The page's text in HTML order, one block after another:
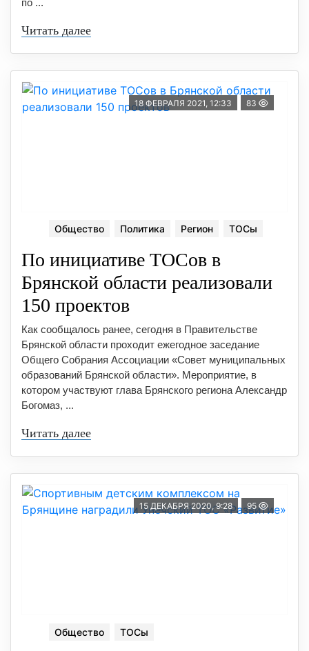
по ...
Читать далее
18 ФЕВРАЛЯ 2021, 12:33 83
Общество Политика Регион ТОСы
По инициативе ТОСов в
Брянской области реализовали
150 проектов
Как сообщалось ранее, сегодня в Правительстве
Брянской области проходит ежегодное заседание
Общего Собрания Ассоциации «Совет муниципальных
образований Брянской области». Мероприятие, в
котором участвуют глава Брянского региона Александр
Богомаз, ...
Читать далее
15 ДЕКАБРЯ 2020, 9:28 95
Общество ТОСы